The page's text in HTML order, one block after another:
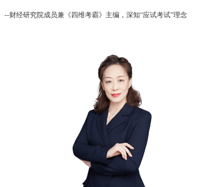
--财经研究院成员兼《四维考霸》主编，深知“应试考试”理念